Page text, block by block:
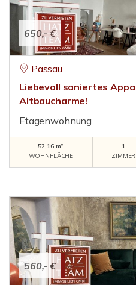
650,- €
Passau
Liebevoll saniertes
Altbaucharme!
Etagenwohnung
52,16 m²
WOHNFLÄCHE
1
ZIMMER
560,- €